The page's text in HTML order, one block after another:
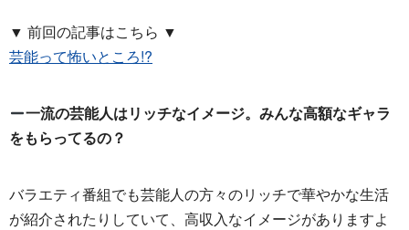
▼ 前回の記事はこちら ▼
芸能って怖いところ!?
一流の芸能人はリッチなイメージ。みんな高額なギャラ
をもらってるの？
バラエティ番組でも芸能人の方々のリッチで華やかな生活
が紹介されたりしていて、高収入なイメージがありますよ